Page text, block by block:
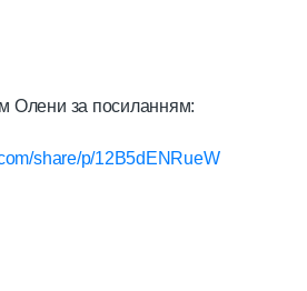
Олени за посиланням:
share/p/12B5dENRueW